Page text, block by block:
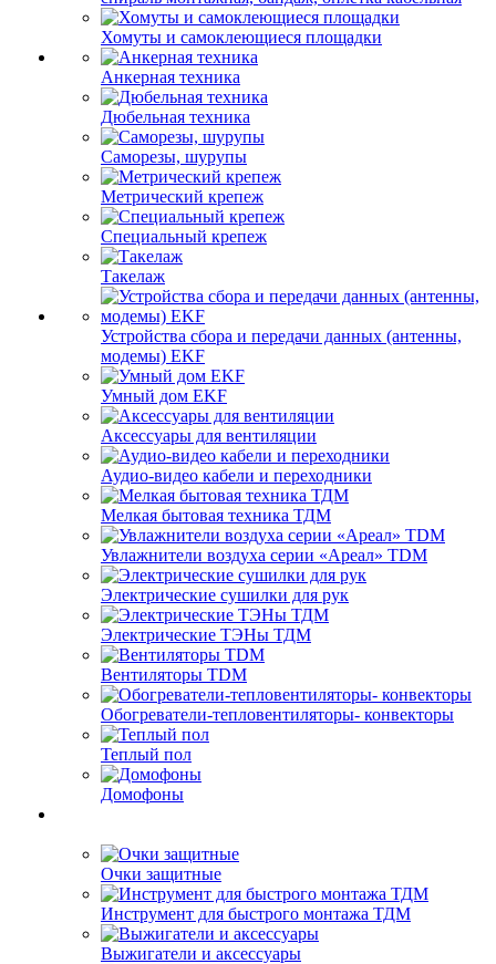
Хомуты и самоклеющиеся площадки
Анкерная техника
Дюбельная техника
Саморезы, шурупы
Метрический крепеж
Специальный крепеж
Такелаж
Устройства сбора и передачи данных (антенны,
модемы) EKF
Умный дом EKF
Аксессуары для вентиляции
Аудио-видео кабели и переходники
Мелкая бытовая техника ТДМ
Увлажнители воздуха серии «Ареал» TDM
Электрические сушилки для рук
Электрические ТЭНы ТДМ
Вентиляторы TDM
Обогреватели-тепловентиляторы- конвекторы
Теплый пол
Домофоны
Очки защитные
Инструмент для быстрого монтажа ТДМ
Выжигатели и аксессуары